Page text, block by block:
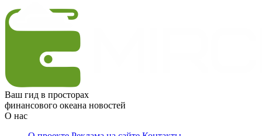
Ваш гид в просторах
финансового океана новостей
О нас